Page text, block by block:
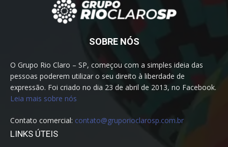
SOBRE NÓS
O Grupo Rio Claro – SP, começou com a simples ideia das
pessoas poderem utilizar o seu direito à liberdade de
expressão. Foi criado no dia 23 de abril de 2013, no Facebook.
Leia mais sobre nós
Contato comercial: contato@gruporioclarosp.com.br
LINKS ÚTEIS